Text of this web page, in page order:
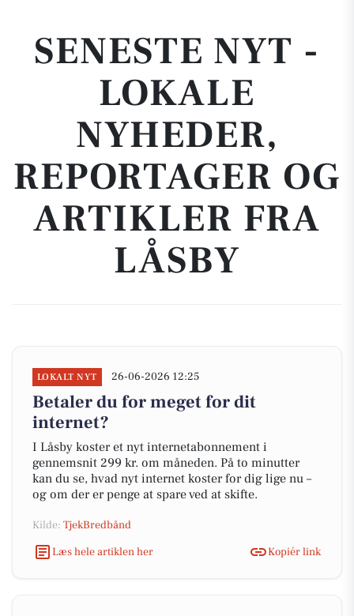
SENESTE NYT -
LOKALE
NYHEDER,
REPORTAGER OG
ARTIKLER FRA
LÅSBY
LOKALT NYT 26-06-2026 12:25
Betaler du for meget for dit
internet?
I Låsby koster et nyt internetabonnement i
gennemsnit 299 kr. om måneden. På to minutter
kan du se, hvad nyt internet koster for dig lige nu –
og om der er penge at spare ved at skifte.
Kilde: TjekBredbånd
Læs hele artiklen her
Kopiér link